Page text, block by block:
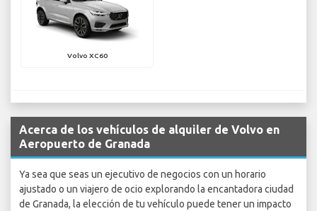
Volvo XC60
Acerca de los vehículos de alquiler de Volvo en
Aeropuerto de Granada
Ya sea que seas un ejecutivo de negocios con un horario
ajustado o un viajero de ocio explorando la encantadora ciudad
de Granada, la elección de tu vehículo puede tener un impacto